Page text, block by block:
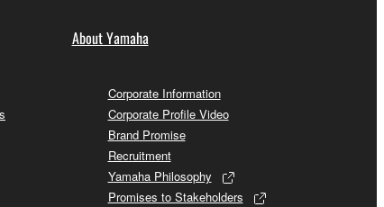
About Yamaha
Corporate Information
Corporate Profile Video
Brand Promise
Recruitment
Yamaha Philosophy
Promises to Stakeholders